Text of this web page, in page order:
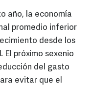
año, la economía
promedio inferior
desde los
próximo sexenio
del gasto
evitar que el